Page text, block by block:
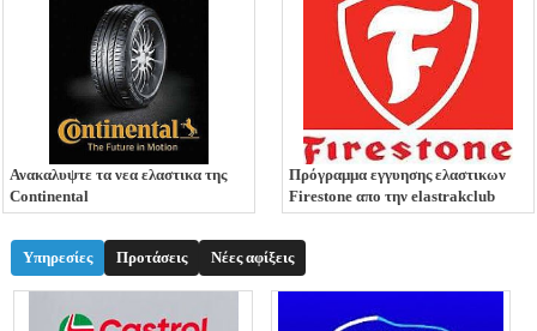
Ανακαλυψτε τα νεα ελαστικα της
Continental
Πρόγραμμα εγγυησης ελαστικων
Firestone απο την elastrakclub
Υπηρεσίες Προτάσεις Νέες αφίξεις